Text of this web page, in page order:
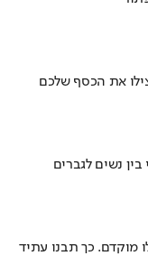
את הכסף שלכם
נשים לגברים
מוקדם. כך תבנו עתיד